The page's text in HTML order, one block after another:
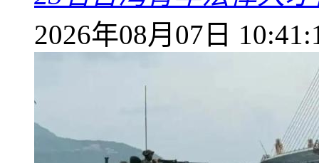
2026年08月07日